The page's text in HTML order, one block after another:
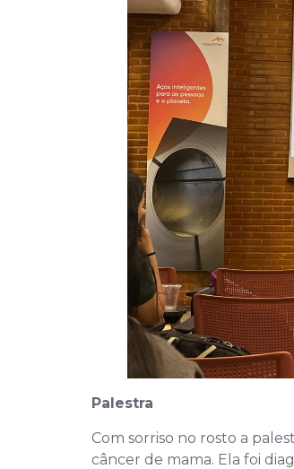
Palestra
Com sorriso no rosto a
câncer de mama. Ela foi